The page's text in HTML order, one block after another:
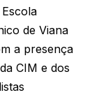
de Viana
a presença
CIM e dos